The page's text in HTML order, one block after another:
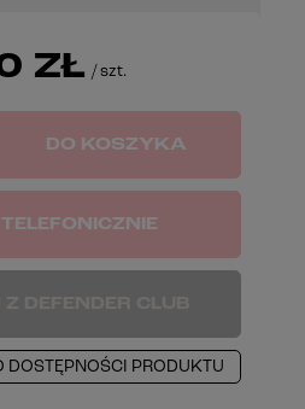
ZŁ / szt.
DO KOSZYKA
DOSTĘPNOŚCI PRODUKTU